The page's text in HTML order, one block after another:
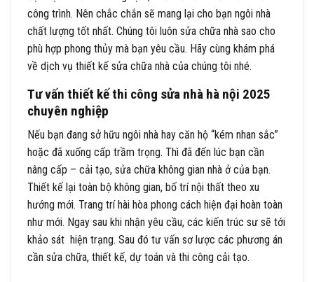
công trình. Nên chắc chắn sẽ mang lại cho bạn ngôi nhà
chất lượng tốt nhất. Chúng tôi luôn sửa chữa nhà sao cho
phù hợp phong thủy mà bạn yêu cầu. Hãy cùng khám phá
về dịch vụ thiết kế sửa chữa nhà của chúng tôi nhé.
Tư vấn thiết kế thi công sửa nhà hà nội 2025
chuyên nghiệp
Nếu bạn đang sở hữu ngôi nhà hay căn hộ “kém nhan sắc”
hoặc đã xuống cấp trầm trọng. Thì đã đến lúc bạn cần
nâng cấp – cải tạo, sửa chữa không gian nhà ở của bạn.
Thiết kế lại toàn bộ không gian, bố trí nội thất theo xu
hướng mới. Trang trí hài hòa phong cách hiện đại hoàn toàn
như mới. Ngay sau khi nhận yêu cầu, các kiến trúc sư sẽ tới
khảo sát hiện trạng. Sau đó tư vấn sơ lược các phương án
cần sửa chữa, thiết kế, dự toán và thi công cải tạo.